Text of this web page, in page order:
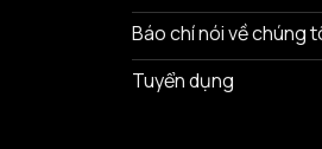
Báo chí nói về chúng
Tuyển dụng